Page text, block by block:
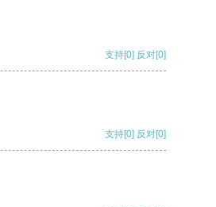
支持[0] 反对[0]
支持[0] 反对[0]